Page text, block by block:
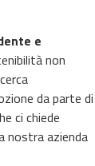
e
non
da parte di
ci chiede
nostra azienda